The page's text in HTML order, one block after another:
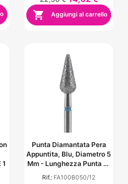
 Aggiungi al carrello
1
Punta Diamantata Pera
Appuntita, Blu, Diametro 5
Mm - Lunghezza Punta 12
Mm
Rif.: FA100B050/12